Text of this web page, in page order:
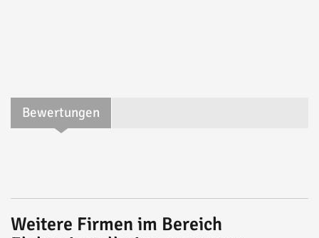
Bewertungen
Weitere Firmen im Bereich